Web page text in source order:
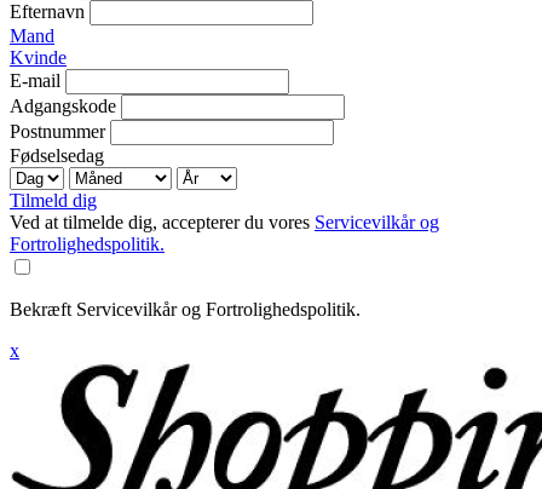
Efternavn
Mand
Kvinde
E-mail
Adgangskode
Postnummer
Fødselsedag
Tilmeld dig
Ved at tilmelde dig, accepterer du vores Servicevilkår og
Fortrolighedspolitik.
Bekræft Servicevilkår og Fortrolighedspolitik.
x